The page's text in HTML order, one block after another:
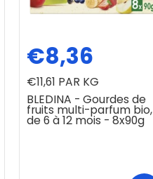
BLEDINA - Gourdes de
fruits multi-parfum bio,
de 6 à 12 mois - 8x90g
€8,36
€11,61 PAR KG